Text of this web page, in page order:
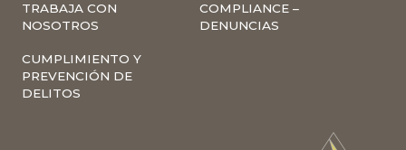
TRABAJA CON
NOSOTROS
COMPLIANCE –
DENUNCIAS
CUMPLIMIENTO Y
PREVENCIÓN DE
DELITOS